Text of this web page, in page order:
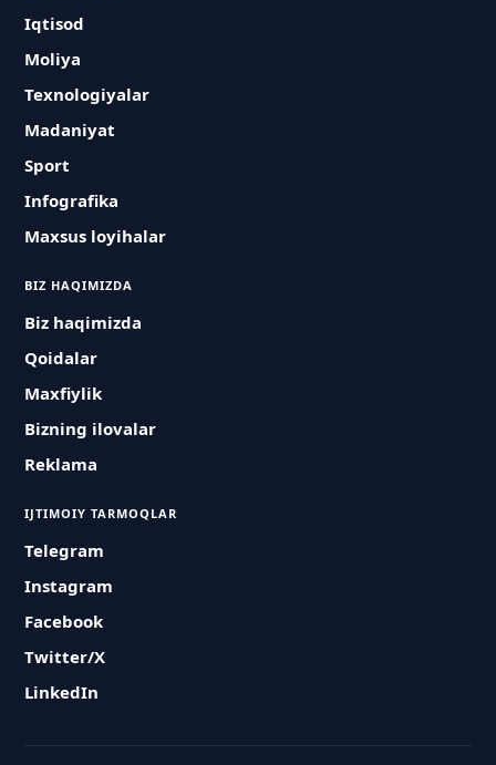
Iqtisod
Moliya
Texnologiyalar
Madaniyat
Sport
Infografika
Maxsus loyihalar
BIZ HAQIMIZDA
Biz haqimizda
Qoidalar
Maxfiylik
Bizning ilovalar
Reklama
IJTIMOIY TARMOQLAR
Telegram
Instagram
Facebook
Twitter/X
LinkedIn